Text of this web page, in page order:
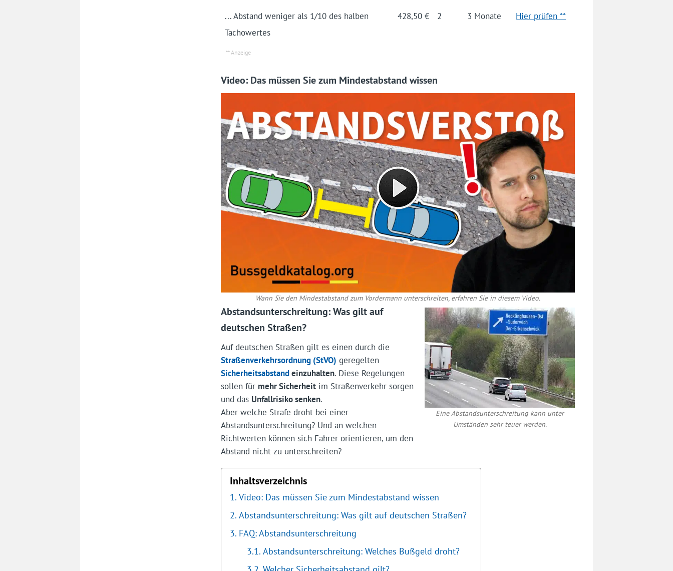
... Abstand weniger als 1/10 des halben
Tacho­wertes
428,50 € 2 3 Monate Hier prüfen **
Video: Das müssen Sie zum Mindestabstand wissen
Wann Sie den Mindestabstand zum Vordermann unterschreiten, erfahren Sie in diesem Video.
Eine Abstandsunterschreitung kann unter
Umständen sehr teuer werden.
Abstandsunterschreitung: Was gilt auf
deutschen Straßen?
Auf deutschen Straßen gilt es einen durch die
Straßenverkehrsordnung (StVO) geregelten
Sicherheitsabstandeinzuhalten. Diese Regelungen
sollen für mehr Sicherheitim Straßenverkehr sorgen
und das Unfallrisiko senken.
Aber welche Strafe droht bei einer
Abstandsunterschreitung? Und an welchen
Richtwerten können sich Fahrer orientieren, um den
Abstand nicht zu unterschreiten?
Inhaltsverzeichnis
Video: Das müssen Sie zum Mindestabstand wissen
Abstandsunterschreitung: Was gilt auf deutschen Straßen?
FAQ: Abstandsunterschreitung
Abstandsunterschreitung: Welches Bußgeld droht?